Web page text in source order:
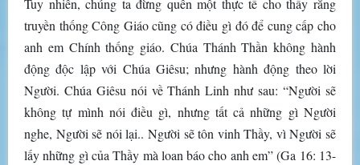
Tuy nhiên, chúng ta đừng quên một thực tế cho thấy rằng
truyền thống Công Giáo cũng có điều gì đó để cung cấp cho
anh em Chính thống giáo. Chúa Thánh Thần không hành
động độc lập với Chúa Giêsu; nhưng hành động theo lời
Người. Chúa Giêsu nói về Thánh Linh như sau: “Người sẽ
không tự mình nói điều gì, nhưng tất cả những gì Người
nghe, Người sẽ nói lại.. Người sẽ tôn vinh Thầy, vì Người sẽ
lấy những gì của Thầy mà loan báo cho anh em” (Ga 16: 13-